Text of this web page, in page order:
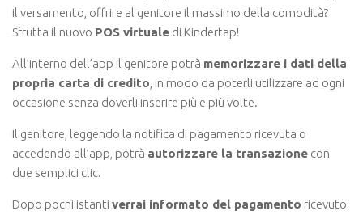
il versamento, offrire al genitore il massimo della comodità?
Sfrutta il nuovo POS virtuale di Kindertap!
All’interno dell’app il genitore potrà memorizzare i dati della
propria carta di credito , in modo da poterli utilizzare ad ogni
occasione senza doverli inserire più e più volte.
Il genitore, leggendo la notifica di pagamento ricevuta o
accedendo all’app, potrà autorizzare la transazione con
due semplici clic.
Dopo pochi istanti verrai informato del pagamento ricevuto